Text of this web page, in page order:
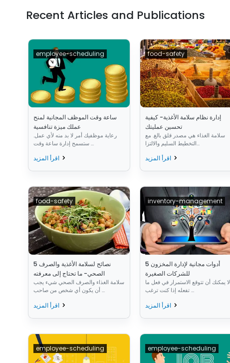
Recent Articles and Publications
employee-scheduling
ساعة وقت الموظف المجانية لمنح
عملك ميزة تنافسية
رعاية موظفيك أمر لا بد منه لأي عمل.
ستسمح إدارة ساعة وقت ...
اقرأ المزيد
food-safety
إدارة نظام سلامة الأغذية- كيفية
تحسين عمليتك
سلامة الغذاء هي مصدر قلق بالغ. مع
التخطيط السليم والالتزا...
اقرأ المزيد
food-safety
5 نصائح لسلامة الأغذية والصرف
الصحي- ما تحتاج إلى معرفته
سلامة الغذاء والصرف الصحي شيء يجب
أن يكون أي شخص من صاحب ...
اقرأ المزيد
inventory-management
5 أدوات مجانية لإدارة المخزون
للشركات الصغيرة
لا يمكنك أن تتوقع الاستمرار في فعل ما
تفعله إذا كنت ترغب ...
اقرأ المزيد
employee-scheduling employee-scheduling